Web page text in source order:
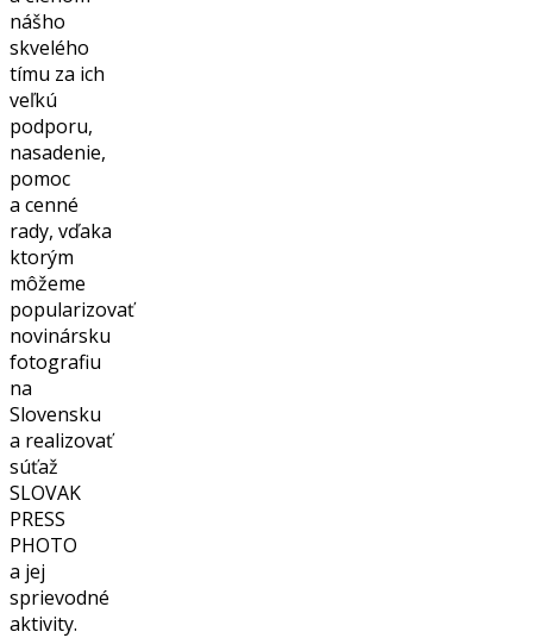
nášho
skvelého
tímu za ich
veľkú
podporu,
nasadenie,
pomoc
a cenné
rady, vďaka
ktorým
môžeme
popularizovať
novinársku
fotografiu
na
Slovensku
a realizovať
súťaž
SLOVAK
PRESS
PHOTO
a jej
sprievodné
aktivity.